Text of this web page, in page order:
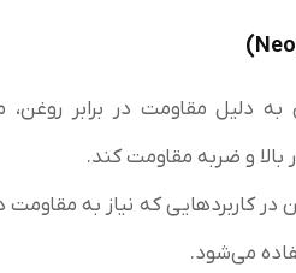
به دلیل مقاومت در برابر
بالا و ضربه مقاومت کند.
در کاربردهایی که نیاز به
می‌شود.